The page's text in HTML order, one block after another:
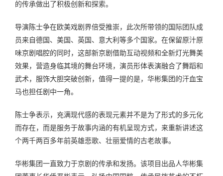
的传承做出了积极创新和探索。
导演陈士争在欧美戏剧界倍受推崇，此次所带领的国际团队成
员来自德国、美国、英国、意大利等多个国家。在保留原汁原
味京剧唱腔的同时，这部新京剧借助互动视频和全新灯光舞美
效果，营造身临其境的舞台环境，演员形体表演融合了舞蹈和
武术，服饰大胆突破创新，值得一提的是，华彬集团的汗血宝
马也担任剧中一角。
陈士争表示，充满现代感的表现元素并不是为了形式的多元化
而存在，而是服务于故事内涵的有机呈现方式，来重新讲述这
个两千两百多年前英雄悲歌、壮丽爱情的古老故事。
华彬集团一直致力于京剧的传承和发扬。该项目出品人华彬集